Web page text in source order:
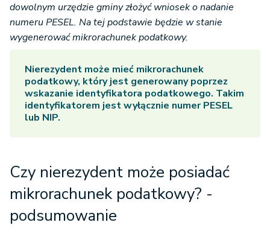
dowolnym urzędzie gminy złożyć wniosek o nadanie
numeru PESEL. Na tej podstawie będzie w stanie
wygenerować mikrorachunek podatkowy.
Nierezydent może mieć mikrorachunek
podatkowy, który jest generowany poprzez
wskazanie identyfikatora podatkowego. Takim
identyfikatorem jest wyłącznie numer PESEL
lub NIP.
Czy nierezydent może posiadać
mikrorachunek podatkowy? -
podsumowanie